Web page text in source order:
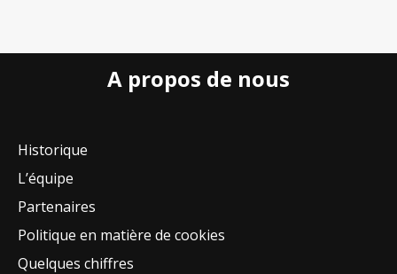
A propos de nous
Historique
L’équipe
Partenaires
Politique en matière de cookies
Quelques chiffres